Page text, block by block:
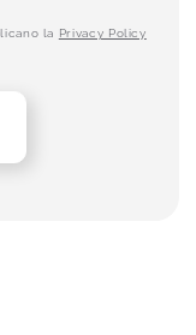
la Privacy Policy